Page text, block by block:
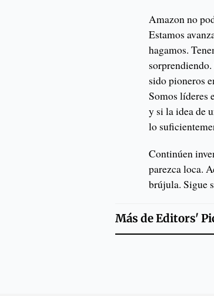
Amazon no
Estamos
hagamos.
sido pioneros
Somos líderes
y si la idea de
lo
Continúen
parezca loca.
brújula. Sigue
Más deEditors'